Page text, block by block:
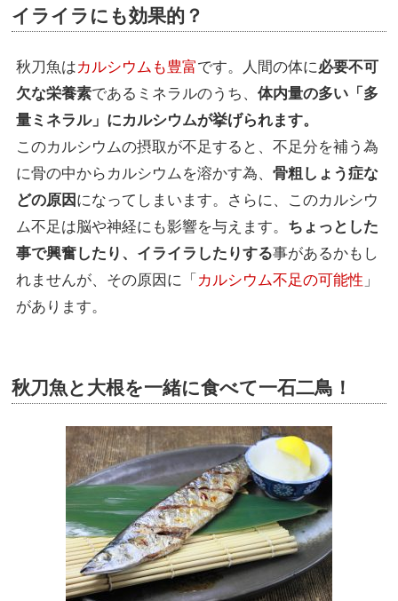
イライラにも効果的？
秋刀魚はカルシウムも豊富です。人間の体に必要不可
欠な栄養素であるミネラルのうち、体内量の多い「多
量ミネラル」にカルシウムが挙げられます。
このカルシウムの摂取が不足すると、不足分を補う為
に骨の中からカルシウムを溶かす為、骨粗しょう症な
どの原因 になってしまいます。さらに、このカルシウ
ム不足は脳や神経にも影響を与えます。 ちょっとした
事で興奮したり、イライラしたりする事があるかもし
れませんが、その原因に「 カルシウム不足の可能性 」
があります。
秋刀魚と大根を一緒に食べて一石二鳥！